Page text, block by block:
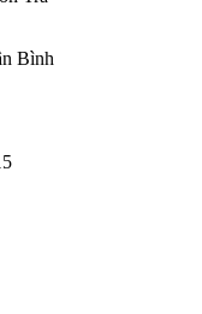
Bình